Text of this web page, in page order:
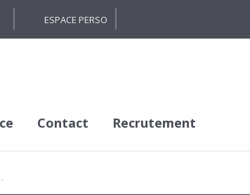
ESPACE PERSO
Contact Recrutement